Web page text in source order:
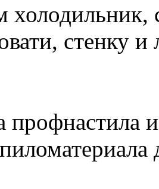
стенку
профнастила